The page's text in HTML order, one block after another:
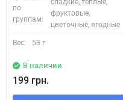
по
группам:
сладкие, теплые,
фруктовые,
цветочные, ягодные
Вес: 53 г
В наличии
199 грн.